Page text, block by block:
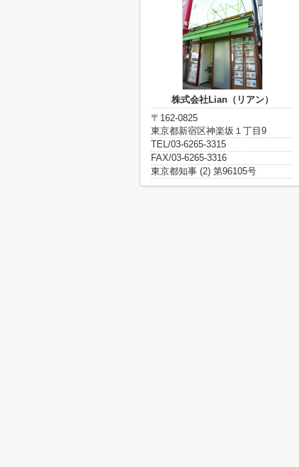
株式会社Lian（リアン）
〒162-0825
東京都新宿区神楽坂１丁目9
TEL/03-6265-3315
FAX/03-6265-3316
東京都知事 (2) 第96105号